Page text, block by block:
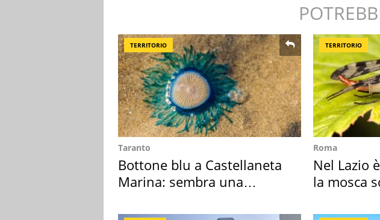
TERRITORIO
Taranto
Bottone blu a Castellaneta
Marina: sembra una
TERRITORIO
Roma
Nel Lazio
la mosca